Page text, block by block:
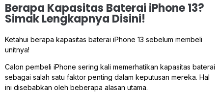
Berapa Kapasitas Baterai iPhone 13?
Simak Lengkapnya Disini!
Ketahui berapa kapasitas baterai iPhone 13 sebelum membeli
unitnya!
Calon pembeli iPhone sering kali memerhatikan kapasitas baterai
sebagai salah satu faktor penting dalam keputusan mereka. Hal
ini disebabkan oleh beberapa alasan utama.